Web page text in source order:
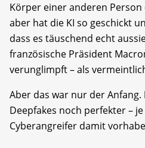
Körper einer anderen
aber hat die KI so geschickt
dass es täuschend echt
französische Präsident
verunglimpft – als
Aber das war nur der Anfang.
Deepfakes noch perfekter –
Cyberangreifer damit